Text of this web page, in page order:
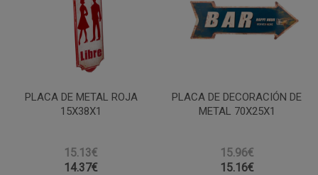
PLACA DE METAL ROJA
15X38X1
15.13€
14.37€
PLACA DE DECORACIÓN DE
METAL 70X25X1
15.96€
15.16€